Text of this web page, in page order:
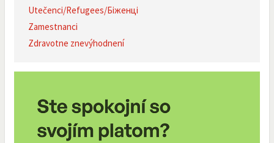
Utečenci/Refugees/Біженці
Zamestnanci
Zdravotne znevýhodnení